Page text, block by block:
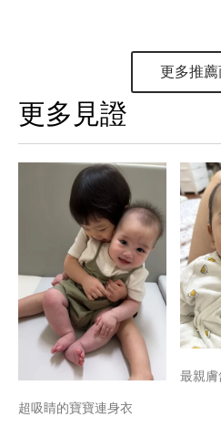
更多推薦
更多見證
超吸睛的寶寶連身衣
最親